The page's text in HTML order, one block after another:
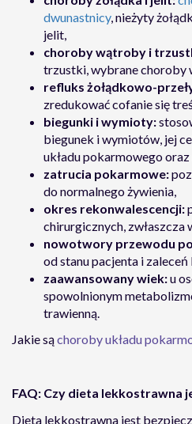
dwunastnicy, nieżyty
jelit,
choroby wątroby i
trzustki, wybrane choroby
refluks żołądkowo-
zredukować cofanie się
biegunki i wymioty:
biegunek i wymiotów, jej
układu pokarmowego
zatrucia pokarmowe:
do normalnego żywienia,
okres rekonwalescencji:
chirurgicznych, zwłaszcza
nowotwory przewodu
od stanu pacjenta i zaleceń
zaawansowany wiek:u
spowolnionym
trawienną.
Jakie sąchoroby układu
FAQ: Czy dieta lekkostrawna
Dieta lekkostrawna jest